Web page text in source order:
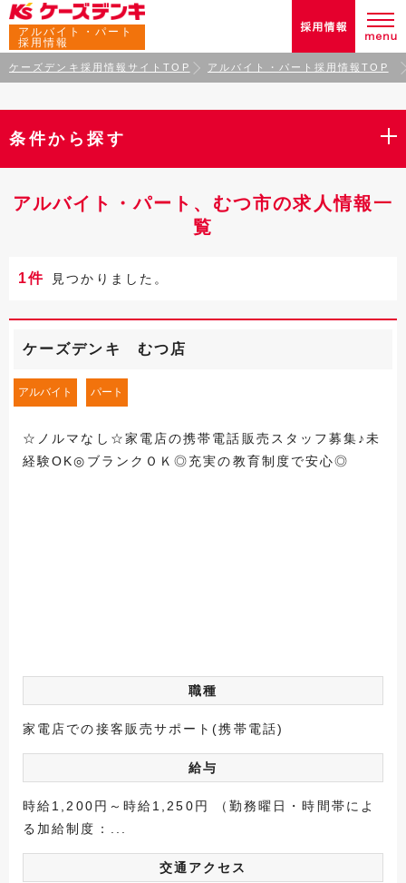
アルバイト・パート
採用情報
ケーズデンキ採用情報サイトTOP アルバイト・パート採用情報TOP
条件から探す
アルバイト・パート、むつ市の求人情報一
覧
1件 見つかりました。
ケーズデンキ むつ店
アルバイト パート
☆ノルマなし☆家電店の携帯電話販売スタッフ募集♪未
経験OK◎ブランクＯＫ◎充実の教育制度で安心◎
職種
家電店での接客販売サポート(携帯電話)
給与
時給1,200円～時給1,250円 （勤務曜日・時間帯によ
る加給制度：...
交通アクセス